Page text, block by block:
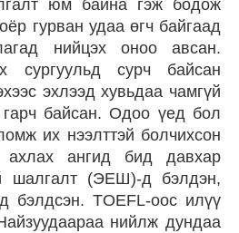
юм байна гэж бодож
гурван удаа өгч байгаад
нийцэх оноо авсан.
сургуульд сурч байсан
эхлээд хувьдаа чамгүй
байсан. Одоо үед бол
их нээлттэй болчихсон
ангид бид давхар
шалгалт (ЭЕШ)-д бэлдэн,
бэлдсэн. TOEFL-оос илүү
нийлж дундаа